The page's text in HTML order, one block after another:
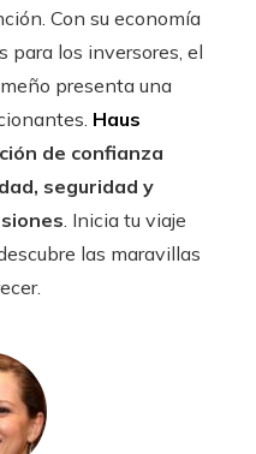
Con su economía
para los inversores, el
presenta una
Haus
de confianza
seguridad y
. Inicia tu viaje
las maravillas